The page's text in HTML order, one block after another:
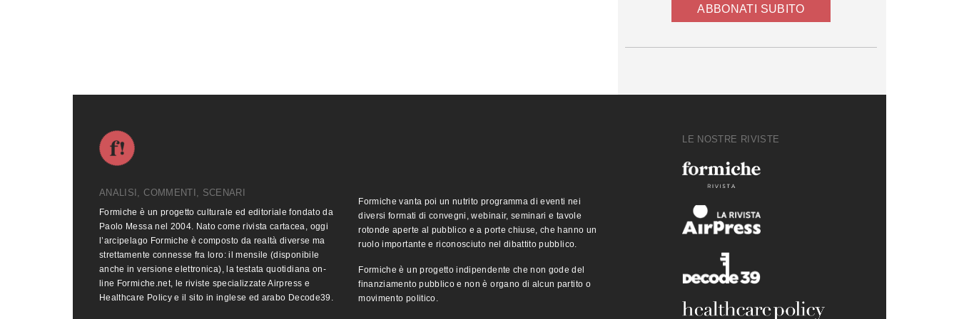
ABBONATI SUBITO
ANALISI, COMMENTI, SCENARI
Formiche è un progetto culturale ed editoriale fondato da
Paolo Messa nel 2004. Nato come rivista cartacea, oggi
l’arcipelago Formiche è composto da realtà diverse ma
strettamente connesse fra loro: il mensile (disponibile
anche in versione elettronica), la testata quotidiana on-
line Formiche.net, le riviste specializzate Airpress e
Healthcare Policy e il sito in inglese ed arabo Decode39.
Formiche vanta poi un nutrito programma di eventi nei
diversi formati di convegni, webinair, seminari e tavole
rotonde aperte al pubblico e a porte chiuse, che hanno un
ruolo importante e riconosciuto nel dibattito pubblico.
Formiche è un progetto indipendente che non gode del
finanziamento pubblico e non è organo di alcun partito o
movimento politico.
LE NOSTRE RIVISTE